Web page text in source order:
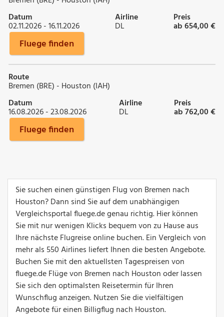
Datum
02.11.2026 - 16.11.2026
Airline
DL
Preis
ab 654,00 €
Fluege finden
Route
Bremen (BRE) - Houston (IAH)
Datum
16.08.2026 - 23.08.2026
Airline
DL
Preis
ab 762,00 €
Fluege finden
Sie suchen einen günstigen Flug von Bremen nach
Houston? Dann sind Sie auf dem unabhängigen
Vergleichsportal fluege.de genau richtig. Hier können
Sie mit nur wenigen Klicks bequem von zu Hause aus
Ihre nächste Flugreise online buchen. Ein Vergleich von
mehr als 550 Airlines liefert Ihnen die besten Angebote.
Buchen Sie mit den aktuellsten Tagespreisen von
fluege.de Flüge von Bremen nach Houston oder lassen
Sie sich den optimalsten Reisetermin für Ihren
Wunschflug anzeigen. Nutzen Sie die vielfältigen
Angebote für einen Billigflug nach Houston.